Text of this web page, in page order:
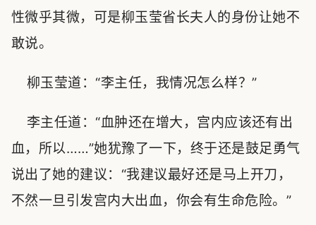
性微乎其微，可是柳玉莹省长夫人的身份让她不
敢说。
柳玉莹道：“李主任，我情况怎么样？”
李主任道：“血肿还在增大，宫内应该还有出
血，所以……”她犹豫了一下，终于还是鼓足勇气
说出了她的建议：“我建议最好还是马上开刀，
不然一旦引发宫内大出血，你会有生命危险。”